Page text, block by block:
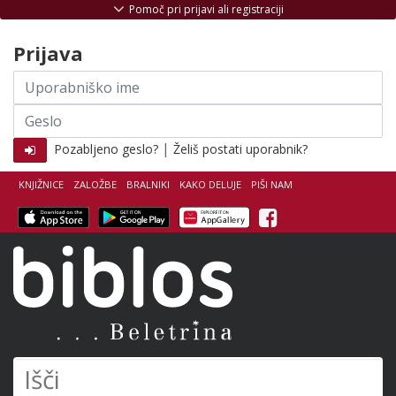
KNJIŽNICE ZALOŽBE BRALNIKI KAKO DELUJE PIŠI NAM
Facebook
Pomoč pri prijavi ali registraciji
Prijava
Uporabniško
ime
Geslo
Pozabljeno geslo? | Želiš postati uporabnik?